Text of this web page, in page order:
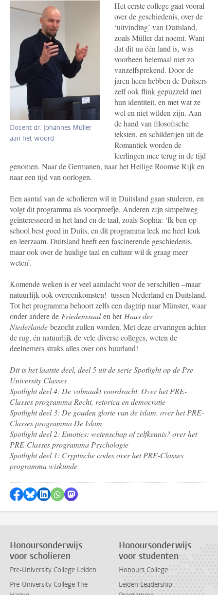
Docent dr. Johannes Müller
aan het woord
Het eerste college gaat vooral
over de geschiedenis, over de
‘uitvinding’ van Duitsland,
zoals Müller dat noemt. Want
dat dit nu één land is, was
voorheen helemaal niet zo
vanzelfsprekend. Door de
jaren heen hebben de Duitsers
zelf ook flink gepuzzeld met
hun identiteit, en met wat ze
wel en niet wilden zijn. Aan
de hand van filosofische
teksten, en schilderijen uit de
Romantiek worden de
leerlingen mee terug in de tijd
genomen. Naar de Germanen, naar het Heilige Roomse Rijk en
naar een tijd van oorlogen.
Een aantal van de scholieren wil in Duitsland gaan studeren, en
volgt dit programma als voorproefje. Anderen zijn simpelweg
geïnteresseerd in het land en de taal, zoals Sophia: ‘Ik ben op
school best goed in Duits, en dit programma leek me heel leuk
en leerzaam. Duitsland heeft een fascinerende geschiedenis,
maar ook over de huidige taal en cultuur wil ik graag meer
weten’.
Komende weken is er veel aandacht voor de verschillen –maar
natuurlijk ook overeenkomsten!- tussen Nederland en Duitsland.
Tot het programma behoort zelfs een dagtrip naar Münster, waar
onder andere de Friedenssaalen het Haus der
Niederlande bezocht zullen worden. Met deze ervaringen achter
de rug, én natuurlijk de vele diverse colleges, weten de
deelnemers straks alles over ons buurland!
Dit is het laatste deel, deel 5 uit de serie Spotlight op de Pre-
University Classes
Spotlight deel 4: De volmaakt voordracht. Over het PRE-
Classes programma Recht, retorica en democratie
Spotlight deel 3: De gouden glorie van de islam. over het PRE-
Classes programma De Islam
Spotlight deel 2: Emoties: wetenschap of zelfkennis? over het
PRE-Classes programma Psychologie
Spotlight deel 1: Cryptische codes over het PRE-Classes
programma wiskunde
Delen op Facebook
Delen via Bluesky
Delen op LinkedIn
Delen via WhatsApp
Delen via Mastodon
Honoursonderwijs
voor scholieren
Pre-University College Leiden
Pre-University College The
Honoursonderwijs
voor studenten
Honours College
Leiden Leadership